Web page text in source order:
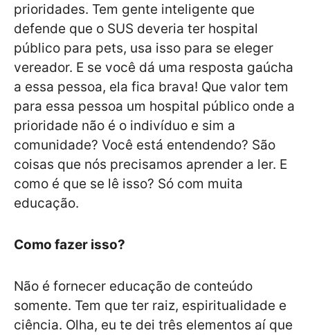
prioridades. Tem gente inteligente que
defende que o SUS deveria ter hospital
público para pets, usa isso para se eleger
vereador. E se você dá uma resposta gaúcha
a essa pessoa, ela fica brava! Que valor tem
para essa pessoa um hospital público onde a
prioridade não é o indivíduo e sim a
comunidade? Você está entendendo? São
coisas que nós precisamos aprender a ler. E
como é que se lê isso? Só com muita
educação.
Como fazer isso?
Não é fornecer educação de conteúdo
somente. Tem que ter raiz, espiritualidade e
ciência. Olha, eu te dei três elementos aí que